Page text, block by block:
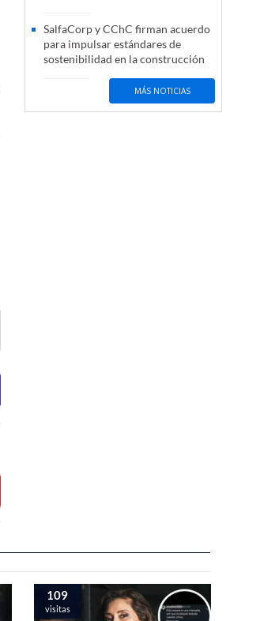
SalfaCorp y CChC firman acuerdo
para impulsar estándares de
sostenibilidad en la construcción
MÁS NOTICIAS
109
visitas